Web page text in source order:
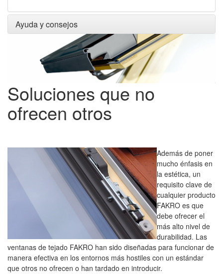
Ayuda y consejos
Soluciones que no
ofrecen otros
Además de poner
mucho énfasis en
la estética, un
requisito clave de
cualquier producto
FAKRO es que
debe ofrecer el
más alto nivel de
durabilidad. Las
ventanas de tejado FAKRO han sido diseñadas para funcionar de
manera efectiva en los entornos más hostiles con un estándar
que otros no ofrecen o han tardado en introducir.